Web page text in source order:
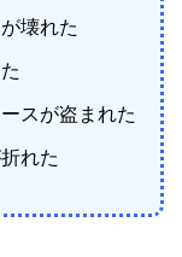
壊れた
スが盗まれた
れた